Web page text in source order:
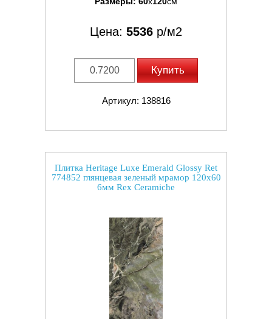
Цена: 5536 р/м2
Купить
Артикул: 138816
Плитка Heritage Luxe Emerald Glossy Ret
774852 глянцевая зеленый мрамор 120x60
6мм Rex Ceramiche